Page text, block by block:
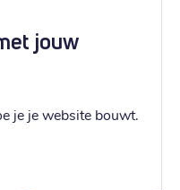
jouw
je je website bouwt.